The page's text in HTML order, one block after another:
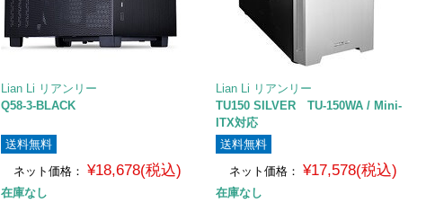
Lian Li リアンリー
Q58-3-BLACK
送料無料
ネット価格：
¥18,678(税込)
在庫なし
Lian Li リアンリー
TU150 SILVER TU-150WA / Mini-
ITX対応
送料無料
ネット価格： ¥17,578(税込)
在庫なし